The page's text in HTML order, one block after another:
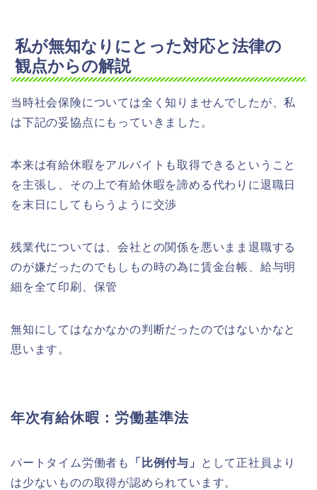
私が無知なりにとった対応と法律の
観点からの解説
当時社会保険については全く知りませんでしたが、私
は下記の妥協点にもっていきました。
本来は有給休暇をアルバイトも取得できるということ
を主張し、その上で有給休暇を諦める代わりに退職日
を末日にしてもらうように交渉
残業代については、会社との関係を悪いまま退職する
のが嫌だったのでもしもの時の為に賃金台帳、給与明
細を全て印刷、保管
無知にしてはなかなかの判断だったのではないかなと
思います。
年次有給休暇：労働基準法
パートタイム労働者も 「比例付与」
として正社員より
は少ないものの取得が認められています。